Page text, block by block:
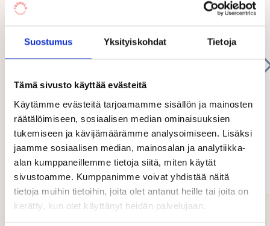
Suostumus Yksityiskohdat Tietoja
Tämä sivusto käyttää evästeitä
Käytämme evästeitä tarjoamamme sisällön ja mainosten
räätälöimiseen, sosiaalisen median ominaisuuksien
tukemiseen ja kävijämäärämme analysoimiseen. Lisäksi
jaamme sosiaalisen median, mainosalan ja analytiikka-
alan kumppaneillemme tietoja siitä, miten käytät
sivustoamme. Kumppanimme voivat yhdistää näitä
tietoja muihin tietoihin, joita olet antanut heille tai joita on
kerätty, kun olet käyttänyt heidän palvelujaan.
toinen näistä retkistä on aina Metsämörri-retki.
käytössä aina keväästä pitkälle syksyyn. Käymme
kerran viikossa jumpalla läheisen Pyroll Areenan
Keskustelemme haku- ja tuontitilanteissa päivittäin
vanhempien kanssa. Joka päivä hakutilanteissa
kerromme päivän kulun lapsi- ja ryhmäkohtaisesti.
TouGon kautta lähetämme perjantaisin
viikkokirjeen, jossa kerromme edellisen viikon
tapahtumat sekä tulevan viikon ohjelman.
Lähetämme TouGon kautta myös kuvia toiminnasta
kohdataan yksilöinä. Lapsille on monipuolista
aktiviteettejä. Viestintä molemp...
Pyhtää
04/2025
Page